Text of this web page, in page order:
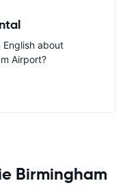
about
Airport?
Birmingham